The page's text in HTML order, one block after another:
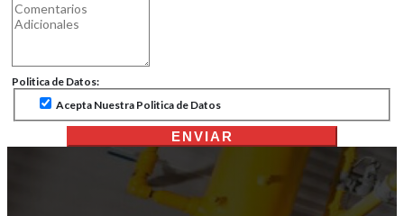
Politica de Datos:
Acepta Nuestra Politica de Datos
ENVIAR